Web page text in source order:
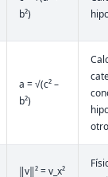
b²)
a = √(c² –
b²)
‖v‖² = v_x²